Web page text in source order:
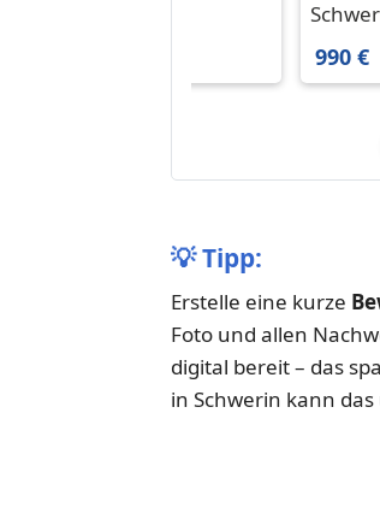
in
990 €
💡Tipp:
Erstelle eine kurze
Foto und allen
digital bereit – das
in Schwerin kann